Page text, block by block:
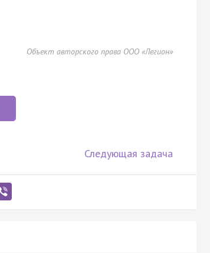
Объект авторского права ООО «Легион»
Следующая задача